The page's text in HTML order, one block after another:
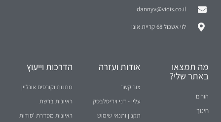
dannyv@vidis.co.il
לוי אשכול 68 קריית אונו
מה תמצאו
באתר שלי?
הורים
חינוך
אודות ועזרה
צור קשר
עליי - דני וידיסלבסקי
תקנון ותנאי שימוש
הדרכות וייעוץ
מתנות וקורסים אונליין
ראיונות ברשת
ראיונות מסדרת 'סודות